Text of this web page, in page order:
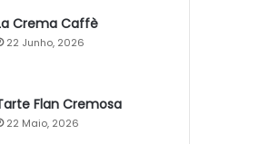
Crema Caffè
22 Junho, 2026
Flan Cremosa
22 Maio, 2026